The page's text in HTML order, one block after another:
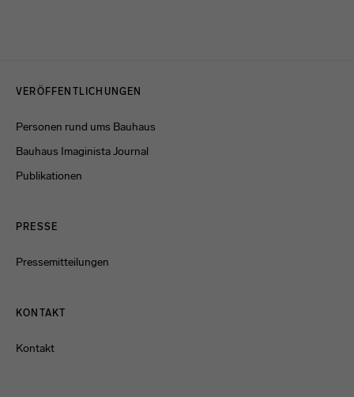
VERÖFFENTLICHUNGEN
Personen rund ums Bauhaus
Bauhaus Imaginista Journal
Publikationen
PRESSE
Pressemitteilungen
KONTAKT
Kontakt